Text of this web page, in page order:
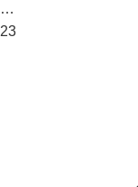
…
23